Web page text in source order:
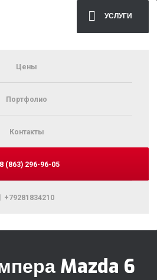
УСЛУГИ
Цены
Портфолио
Контакты
8 (863) 296-96-05
+79281834210
Mazda 6